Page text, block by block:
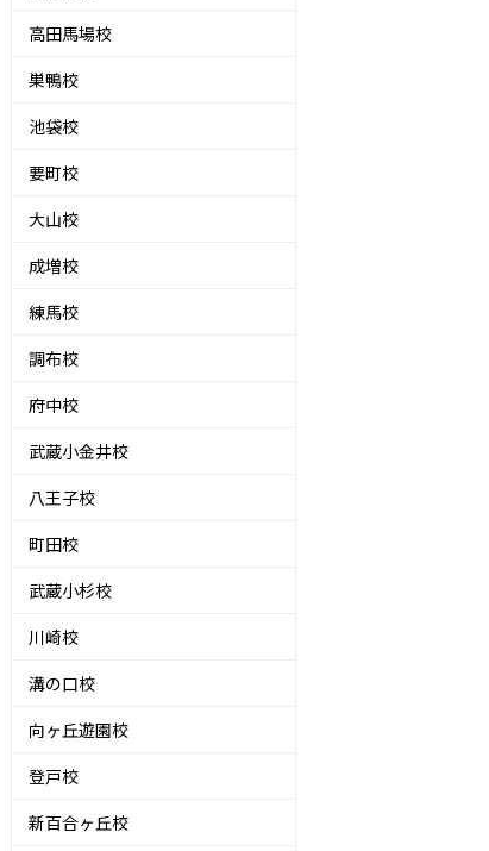
高田馬場校
巣鴨校
池袋校
要町校
大山校
成増校
練馬校
調布校
府中校
武蔵小金井校
八王子校
町田校
武蔵小杉校
川崎校
溝の口校
向ヶ丘遊園校
登戸校
新百合ヶ丘校